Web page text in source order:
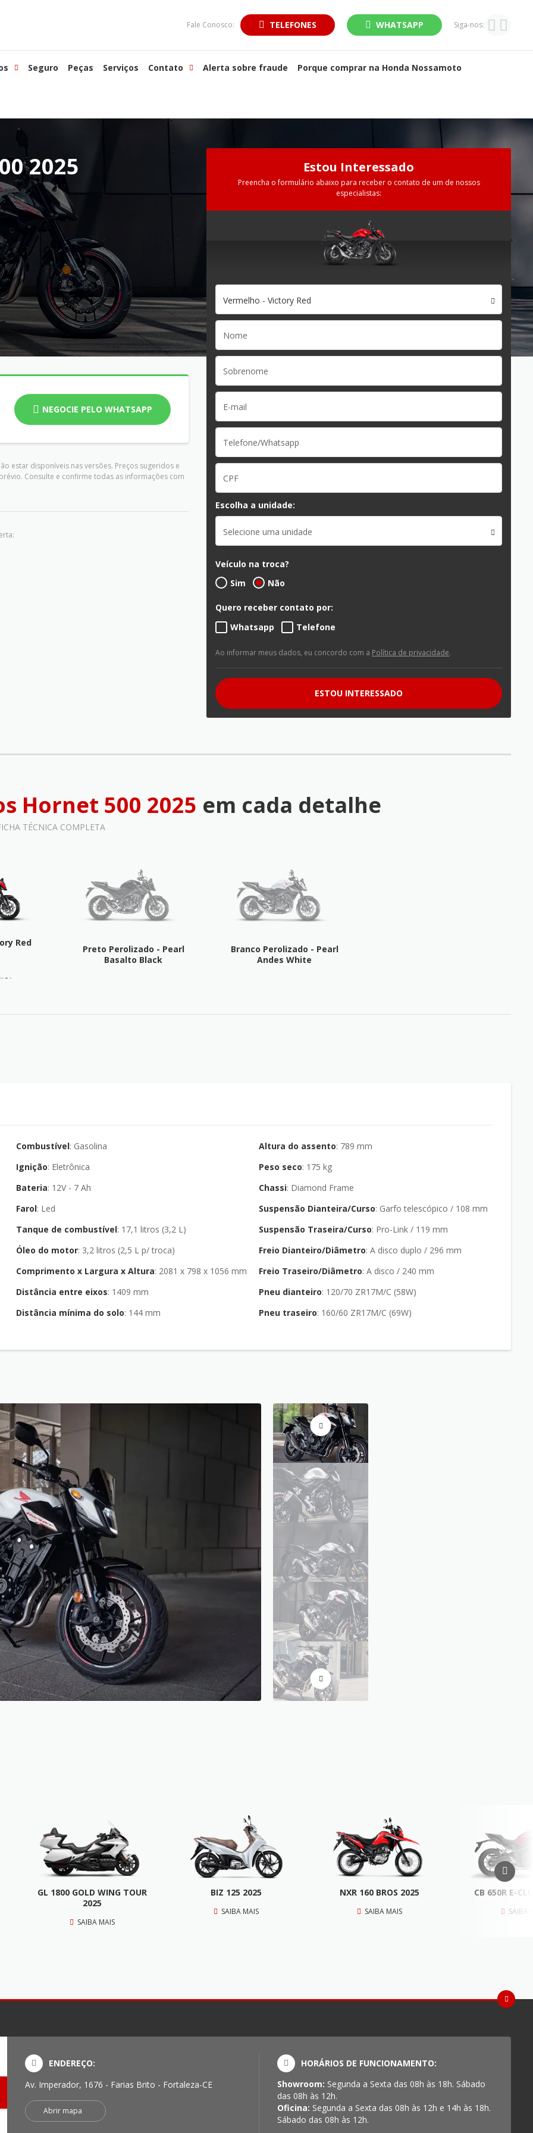
Fale Conosco: TELEFONES WHATSAPP Siga-nos:
Seguro Peças Serviços Contato Alerta sobre fraude Porque comprar na Honda Nossamoto
2025
NEGOCIE PELO WHATSAPP
estar disponíveis nas versões. Preços sugeridos e
Consulte e confirme todas as informações com
Estou Interessado
Preencha o formulário abaixo para receber o contato de um de nossos
especialistas:
Vermelho - Victory Red
Escolha a unidade:
Selecione uma unidade
Veículo na troca?
Sim
Não
Quero receber contato por:
Whatsapp
Telefone
Ao informar meus dados, eu concordo com a Política de privacidade.
ESTOU INTERESSADO
Hornet 500 2025 em cada detalhe
TÉCNICA COMPLETA
Red
Preto Perolizado - Pearl
Basalto Black
Branco Perolizado - Pearl
Andes White
Combustível : Gasolina
Ignição : Eletrônica
Bateria : 12V - 7 Ah
Farol : Led
Tanque de combustível : 17,1 litros (3,2 L)
Óleo do motor : 3,2 litros (2,5 L p/ troca)
Comprimento x Largura x Altura : 2081 x 798 x 1056 mm
Distância entre eixos : 1409 mm
Distância mínima do solo : 144 mm
Altura do assento : 789 mm
Peso seco : 175 kg
Chassi : Diamond Frame
Suspensão Dianteira/Curso : Garfo telescópico / 108 mm
Suspensão Traseira/Curso : Pro-Link / 119 mm
Freio Dianteiro/Diâmetro : A disco duplo / 296 mm
Freio Traseiro/Diâmetro : A disco / 240 mm
Pneu dianteiro : 120/70 ZR17M/C (58W)
Pneu traseiro : 160/60 ZR17M/C (69W)
GL 1800 GOLD WING TOUR
2025
SAIBA MAIS
BIZ 125 2025
SAIBA MAIS
NXR 160 BROS 2025
SAIBA MAIS
CB 650R E-
SAIBA
ENDEREÇO:
Av. Imperador, 1676 - Farias Brito - Fortaleza-CE
Abrir mapa
HORÁRIOS DE FUNCIONAMENTO:
Showroom: Segunda a Sexta das 08h às 18h. Sábado
das 08h às 12h.
Oficina: Segunda a Sexta das 08h às 12h e 14h às 18h.
Sábado das 08h às 12h.